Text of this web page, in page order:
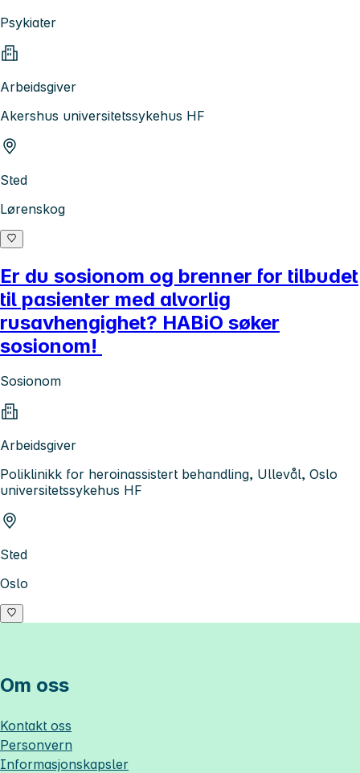
Psykiater
Arbeidsgiver
Akershus universitetssykehus HF
Sted
Lørenskog
Er du sosionom og brenner for tilbudet
til pasienter med alvorlig
rusavhengighet? HABiO søker
sosionom!
Sosionom
Arbeidsgiver
Poliklinikk for heroinassistert behandling, Ullevål, Oslo
universitetssykehus HF
Sted
Oslo
Om oss
Kontakt oss
Personvern
Informasjonskapsler